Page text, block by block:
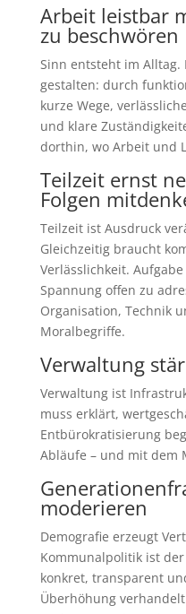
Arbeit leistbar
zu beschwören
Sinn entsteht im
gestalten: durch
kurze Wege,
und klare
dorthin, wo Arbeit und
Teilzeit ernst
Folgen
Teilzeit ist Ausdruck
Gleichzeitig braucht
Verlässlichkeit.
Spannung offen zu
Organisation, Technik
Moralbegriffe.
Verwaltung
Verwaltung ist
muss erklärt,
Entbürokratisierung
Abläufe – und mit dem
moderieren
Demografie erzeugt
Kommunalpolitik ist
konkret, transparent
Überhöhung